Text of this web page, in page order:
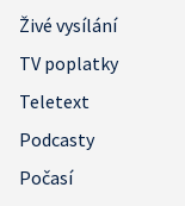
Živé vysílání
TV poplatky
Teletext
Podcasty
Počasí